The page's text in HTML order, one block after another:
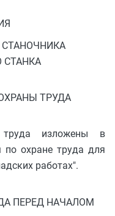
ТРУДА
изложены в
по охране труда для
работах".
ПЕРЕД НАЧАЛОМ